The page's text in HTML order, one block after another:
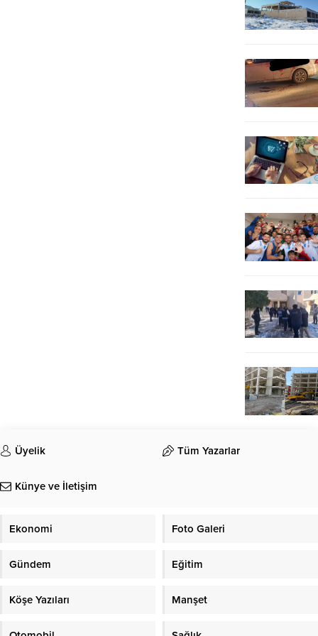
suçundan (7) yıl (6) ay kesinleşmiş...
Üyelik Tüm Yazarlar
Künye ve İletişim
Ekonomi Foto Galeri
Gündem Eğitim
Köşe Yazıları Manşet